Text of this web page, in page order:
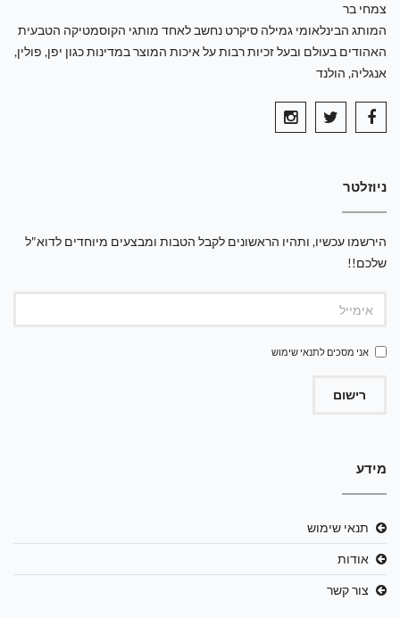
צמחי בר
המותג הבינלאומי גמילה סיקרט נחשב לאחד מותגי הקוסמטיקה הטבעית
האהודים בעולם ובעל זכיות רבות על איכות המוצר במדינות כגון יפן, פולין,
אנגליה, הולנד
ניוזלטר
הירשמו עכשיו, ותהיו הראשונים לקבל הטבות ומבצעים מיוחדים לדוא"ל
שלכם!!
אני מסכים לתנאי שימוש
רישום
מידע
תנאי שימוש
אודות
צור קשר